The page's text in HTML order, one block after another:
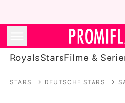
RoyalsStarsFilme &
STARS DEUTSCHE STARS